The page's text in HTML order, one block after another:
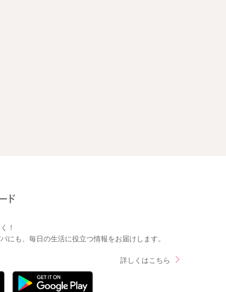
！
にも、毎日の生活に役立つ情報をお届けします。
詳しくはこちら